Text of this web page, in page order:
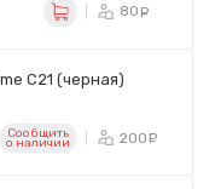
80
C21 (черная)
Сообщить
o наличии 200